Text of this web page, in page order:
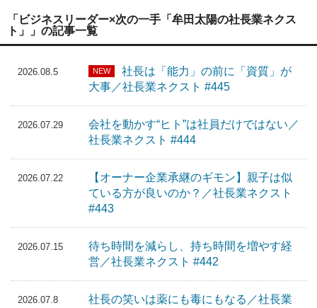
「ビジネスリーダー×次の一手「牟田太陽の社長業ネクス
ト」」の記事一覧
2026.08.5 NEW
社長は「能力」の前に「資質」が
大事／社長業ネクスト #445
2026.07.29
会社を動かす“ヒト”は社員だけではない／
社長業ネクスト #444
2026.07.22
【オーナー企業承継のギモン】親子は似
ている方が良いのか？／社長業ネクスト
#443
2026.07.15
待ち時間を減らし、持ち時間を増やす経
営／社長業ネクスト #442
2026.07.8
社長の笑いは薬にも毒にもなる／社長業